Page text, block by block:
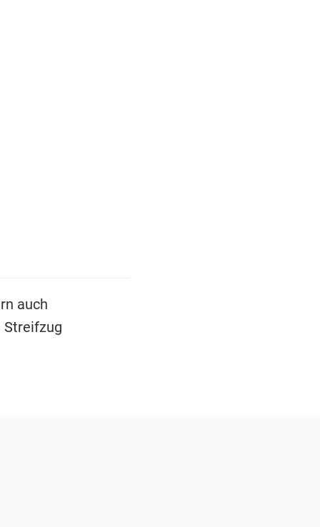
auch
Streifzug